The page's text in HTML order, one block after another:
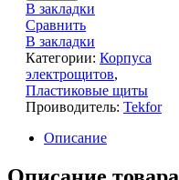
В закладки
Сравнить
В закладки
Категории: Корпуса
электрощитов,
Пластиковые щиты
Проиводитель: Tekfor
Описание